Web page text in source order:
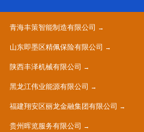
青海丰策智能制造有限公司
山东即墨区精佩保险有限公司
陕西丰泽机械有限公司
黑龙江伟业能源有限公司
福建翔安区丽龙金融集团有限公司
贵州晖览服务有限公司